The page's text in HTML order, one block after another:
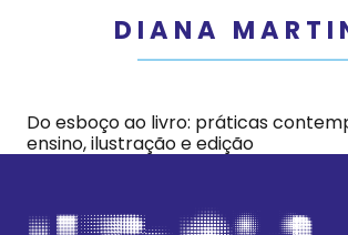
DIANA
Do esboço ao livro: práticas
ensino, ilustração e edição